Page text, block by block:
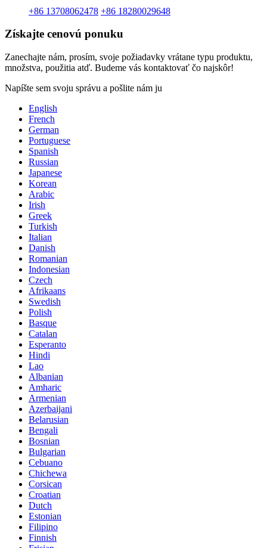
+86 13708062478 +86 18280029648
Získajte cenovú ponuku
Zanechajte nám, prosím, svoje požiadavky vrátane typu produktu,
množstva, použitia atď. Budeme vás kontaktovať čo najskôr!
Napíšte sem svoju správu a pošlite nám ju
English
French
German
Portuguese
Spanish
Russian
Japanese
Korean
Arabic
Irish
Greek
Turkish
Italian
Danish
Romanian
Indonesian
Czech
Afrikaans
Swedish
Polish
Basque
Catalan
Esperanto
Hindi
Lao
Albanian
Amharic
Armenian
Azerbaijani
Belarusian
Bengali
Bosnian
Bulgarian
Cebuano
Chichewa
Corsican
Croatian
Dutch
Estonian
Filipino
Finnish